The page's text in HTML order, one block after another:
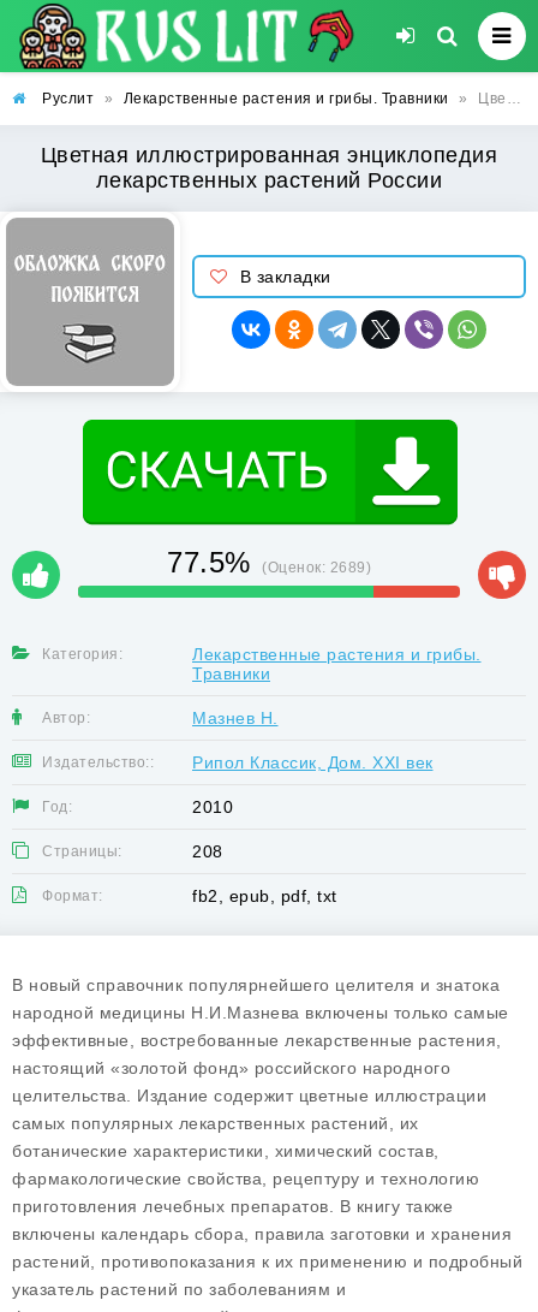
Руслит » Лекарственные растения и грибы. Травники » Цветная иллюстрированная энциклопедия лекарственных растений России
Цветная иллюстрированная энциклопедия
лекарственных растений России
В закладки
77.5% (Оценок: 2689)
Категория:
Лекарственные растения и грибы.
Травники
Автор: Мазнев Н.
Издательство:: Рипол Классик, Дом. XXI век
Год: 2010
Страницы: 208
Формат: fb2, epub, pdf, txt
В новый справочник популярнейшего целителя и знатока
народной медицины Н.И.Мазнева включены только самые
эффективные, востребованные лекарственные растения,
настоящий «золотой фонд» российского народного
целительства. Издание содержит цветные иллюстрации
самых популярных лекарственных растений, их
ботанические характеристики, химический состав,
фармакологические свойства, рецептуру и технологию
приготовления лечебных препаратов. В книгу также
включены календарь сбора, правила заготовки и хранения
растений, противопоказания к их применению и подробный
указатель растений по заболеваниям и